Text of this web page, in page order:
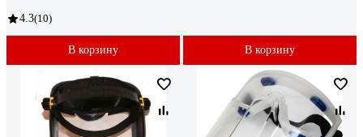
4.3(10)
В корзину В корзину